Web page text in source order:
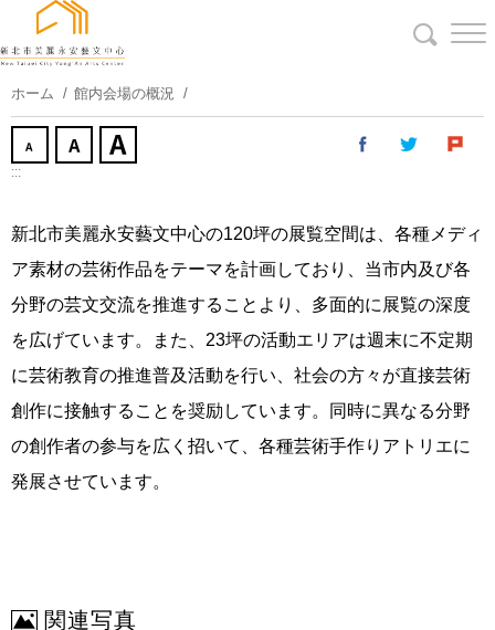
テ
ン
ツ
ス
ッ
る
ホーム 館内会場の概況
:::
新北市美麗永安藝文中心の120坪の展覧空間は、各種メディ
ア素材の芸術作品をテーマを計画しており、当市内及び各
分野の芸文交流を推進することより、多面的に展覧の深度
を広げています。また、23坪の活動エリアは週末に不定期
に芸術教育の推進普及活動を行い、社会の方々が直接芸術
創作に接触することを奨励しています。同時に異なる分野
の創作者の参与を広く招いて、各種芸術手作りアトリエに
発展させています。
関連写真